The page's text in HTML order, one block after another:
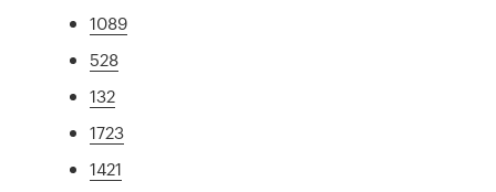
1089
528
132
1723
1421